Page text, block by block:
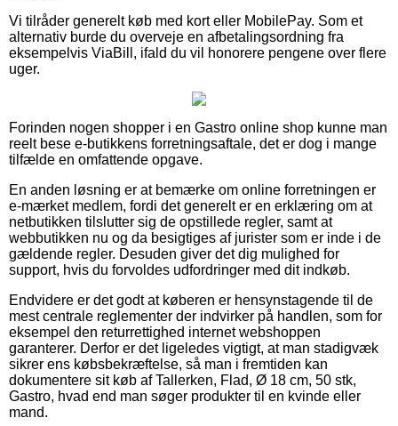
Vi tilråder generelt køb med kort eller MobilePay. Som et
alternativ burde du overveje en afbetalingsordning fra
eksempelvis ViaBill, ifald du vil honorere pengene over flere
uger.
Forinden nogen shopper i en Gastro online shop kunne man
reelt bese e-butikkens forretningsaftale, det er dog i mange
tilfælde en omfattende opgave.
En anden løsning er at bemærke om online forretningen er
e-mærket medlem, fordi det generelt er en erklæring om at
netbutikken tilslutter sig de opstillede regler, samt at
webbutikken nu og da besigtiges af jurister som er inde i de
gældende regler. Desuden giver det dig mulighed for
support, hvis du forvoldes udfordringer med dit indkøb.
Endvidere er det godt at køberen er hensynstagende til de
mest centrale reglementer der indvirker på handlen, som for
eksempel den returrettighed internet webshoppen
garanterer. Derfor er det ligeledes vigtigt, at man stadigvæk
sikrer ens købsbekræftelse, så man i fremtiden kan
dokumentere sit køb af Tallerken, Flad, Ø 18 cm, 50 stk,
Gastro, hvad end man søger produkter til en kvinde eller
mand.